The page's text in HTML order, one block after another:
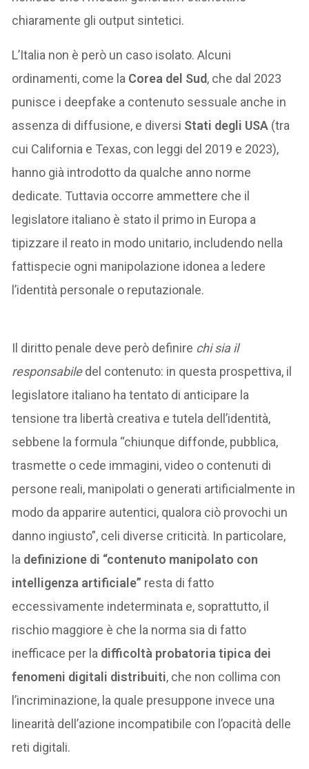
chiaramente gli output sintetici.
L’Italia non è però un caso isolato. Alcuni
ordinamenti, come la Corea del Sud, che dal 2023
punisce i deepfake a contenuto sessuale anche in
assenza di diffusione, e diversi Stati degli USA (tra
cui California e Texas, con leggi del 2019 e 2023),
hanno già introdotto da qualche anno norme
dedicate. Tuttavia occorre ammettere che il
legislatore italiano è stato il primo in Europa a
tipizzare il reato in modo unitario, includendo nella
fattispecie ogni manipolazione idonea a ledere
l’identità personale o reputazionale.
Il diritto penale deve però definire chi sia il
responsabiledel contenuto: in questa prospettiva, il
legislatore italiano ha tentato di anticipare la
tensione tra libertà creativa e tutela dell’identità,
sebbene la formula “chiunque diffonde, pubblica,
trasmette o cede immagini, video o contenuti di
persone reali, manipolati o generati artificialmente in
modo da apparire autentici, qualora ciò provochi un
danno ingiusto”, celi diverse criticità. In particolare,
la definizione di “contenuto manipolato con
intelligenza artificiale” resta di fatto
eccessivamente indeterminata e, soprattutto, il
rischio maggiore è che la norma sia di fatto
inefficace per la difficoltà probatoria tipica dei
fenomeni digitali distribuiti, che non collima con
l’incriminazione, la quale presuppone invece una
linearità dell’azione incompatibile con l’opacità delle
reti digitali.